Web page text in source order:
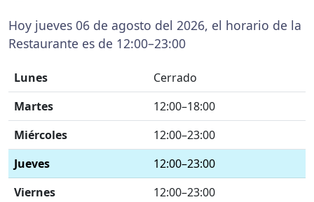
Hoy jueves 06 de agosto del 2026, el horario de la
Restaurante es de 12:00–23:00
Lunes
Cerrado
Martes
12:00–18:00
Miércoles
12:00–23:00
Jueves
12:00–23:00
Viernes
12:00–23:00